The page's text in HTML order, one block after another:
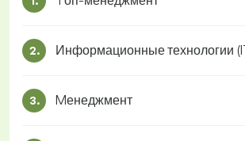
2. Информационные технологии
3. Mенеджмент